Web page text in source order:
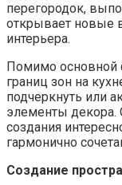
перегородок,
открывает новые
интерьера.
Помимо основной
границ зон на
подчеркнуть или
элементы декора.
создания
гармонично
Создание